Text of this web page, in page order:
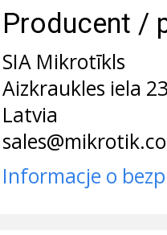
Producent /
SIA Mikrotīkls
Aizkraukles iela
Latvia
Informacje o